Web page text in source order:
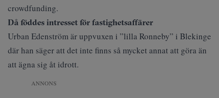
crowdfunding.
Då föddes intresset för fastighetsaffärer
Urban Edenström är uppvuxen i ”lilla Ronneby” i Blekinge
där han säger att det inte finns så mycket annat att göra än
att ägna sig åt idrott.
ANNONS